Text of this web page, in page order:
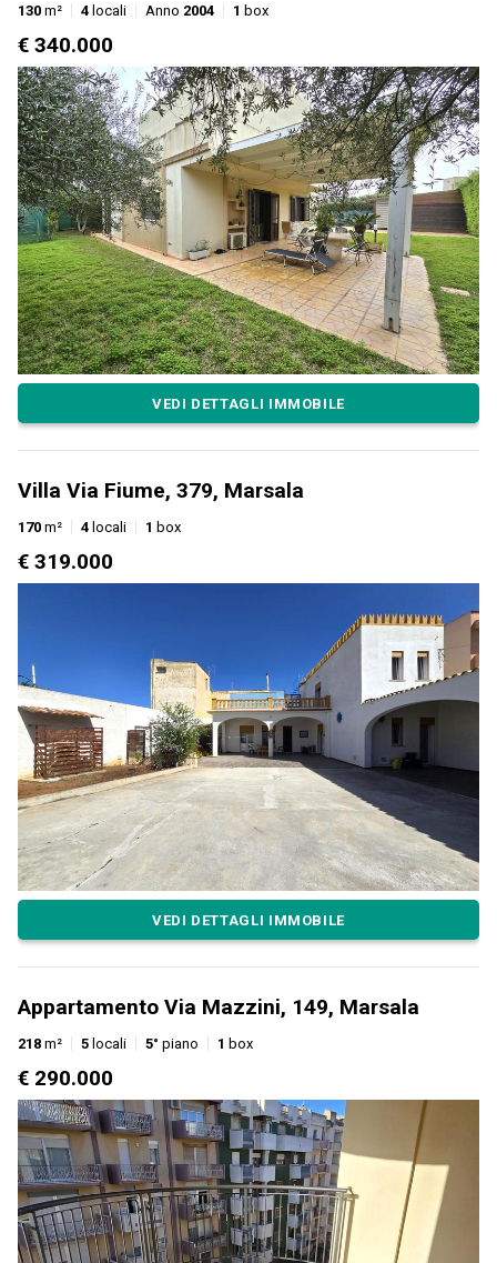
130 m² 4 locali Anno 2004 1 box
€ 340.000
VEDI DETTAGLI IMMOBILE
Villa Via Fiume, 379, Marsala
170 m² 4 locali 1 box
€ 319.000
VEDI DETTAGLI IMMOBILE
Appartamento Via Mazzini, 149, Marsala
218 m² 5 locali 5° piano 1 box
€ 290.000